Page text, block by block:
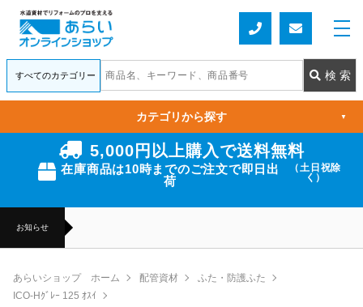
5,000円以上購入で送料無料
在庫商品は10時までのご注文で即日出
荷
（土日祝除
く）
お知らせ
カテゴリから探す ▼
あらいショップ ホーム 配管資材
ふた・防護ふた
ICO-Hｸﾞﾚｰ 125 ｵｽｲ